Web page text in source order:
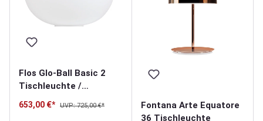
Flos Glo-Ball Basic 2
Tischleuchte /
Bodenleuchte
653,00 €* UVP: 725,00 €*
Fontana Arte Equatore
36 Tischleuchte